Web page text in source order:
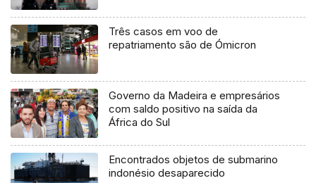
Três casos em voo de
repatriamento são de Ómicron
Governo da Madeira e empresários
com saldo positivo na saída da
África do Sul
Encontrados objetos de submarino
indonésio desaparecido